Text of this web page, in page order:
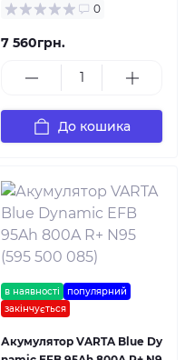
0
7 560грн.
До кошика
в наявності
популярний
закінчується
Акумулятор VARTA Blue Dy